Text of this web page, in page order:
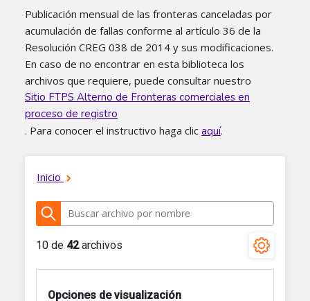
Publicación mensual de las fronteras canceladas por
acumulación de fallas conforme al artículo 36 de la
Resolución CREG 038 de 2014 y sus modificaciones.
En caso de no encontrar en esta biblioteca los
archivos que requiere, puede consultar nuestro
Sitio FTPS Alterno de Fronteras comerciales en
proceso de registro
. Para conocer el instructivo haga clic aquí.